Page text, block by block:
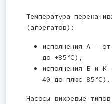
Температура
(агрегатов):
исполнения А –
до +85°С),
исполнения Б и
40 до плюс 85°С).
Насосы вихревые